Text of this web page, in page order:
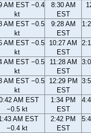
AM EST −0.4
kt
8:30 AM
EST
AM EST −0.5
kt
9:28 AM
EST
AM EST −0.5
kt
10:27 AM
EST
AM EST −0.5
kt
11:28 AM
EST
AM EST −0.5
kt
12:29 PM
EST
AM EST
−0.5 kt
1:34 PM
EST
AM EST
−0.4 kt
2:42 PM
EST